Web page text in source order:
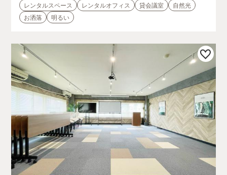
レンタルスペース
レンタルオフィス 貸会議室
自然光
お洒落
明るい